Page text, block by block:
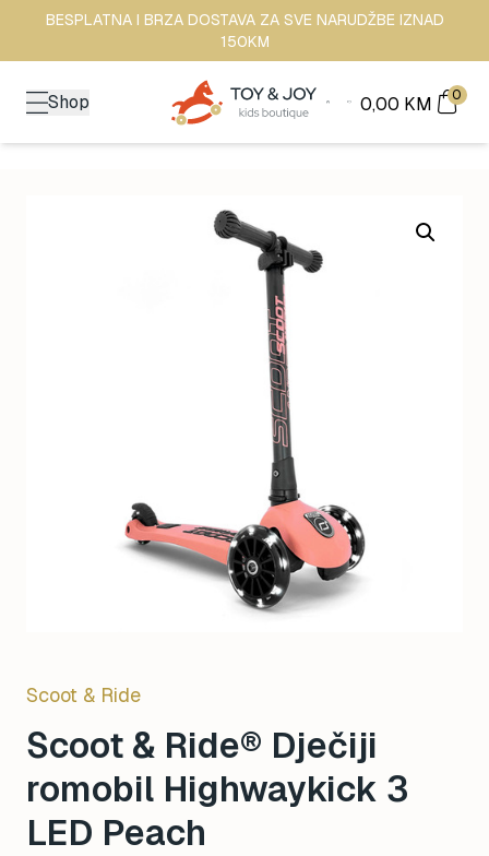
BESPLATNA I BRZA DOSTAVA ZA SVE NARUDŽBE IZNAD
150KM
Shop 0,00 KM 0
Scoot & Ride
Scoot & Ride® Dječiji
romobil Highwaykick 3
LED Peach